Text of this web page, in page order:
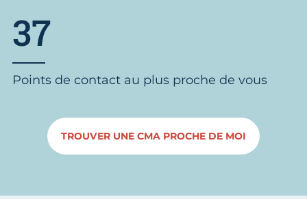
37
Points de contact au plus proche de vous
TROUVER UNE CMA PROCHE DE MOI